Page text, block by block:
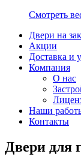
Смотреть
Двери на
Акции
Доставка и
Компания
О нас
Наши
Контакты
Двери для